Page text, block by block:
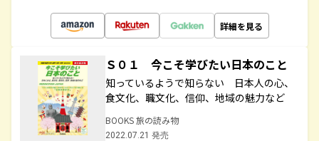
詳細を見る
Ｓ０１ 今こそ学びたい日本のこと
知っているようで知らない 日本人の心、
食文化、職文化、信仰、地域の魅力など
BOOKS 旅の読み物
2022.07.21 発売